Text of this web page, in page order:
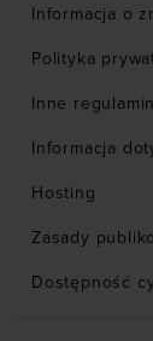
Informacja o
Polityka
Inne
Informacja
Hosting
Zasady
Dostępność